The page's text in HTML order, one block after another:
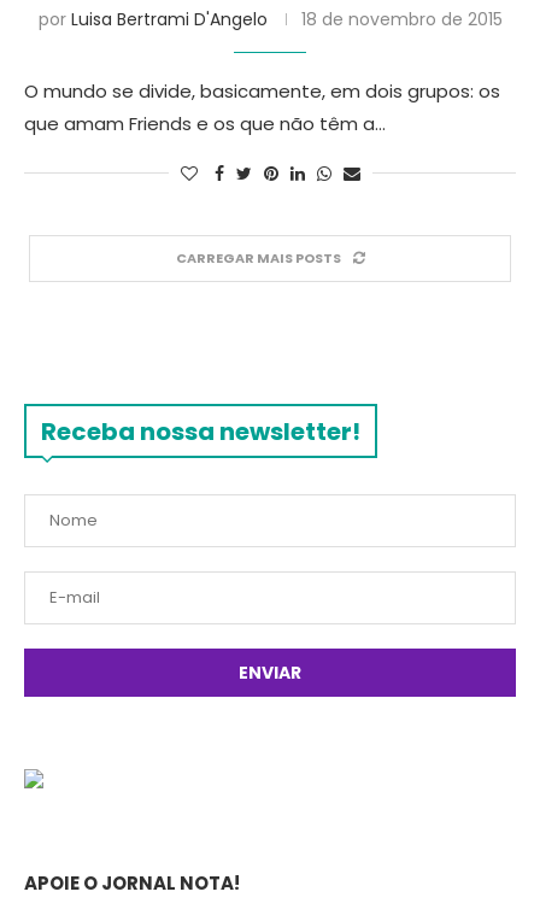
por Luisa Bertrami D'Angelo 18 de novembro de 2015
O mundo se divide, basicamente, em dois grupos: os
que amam Friends e os que não têm a…
CARREGAR MAIS POSTS
Receba nossa newsletter!
APOIE O JORNAL NOTA!